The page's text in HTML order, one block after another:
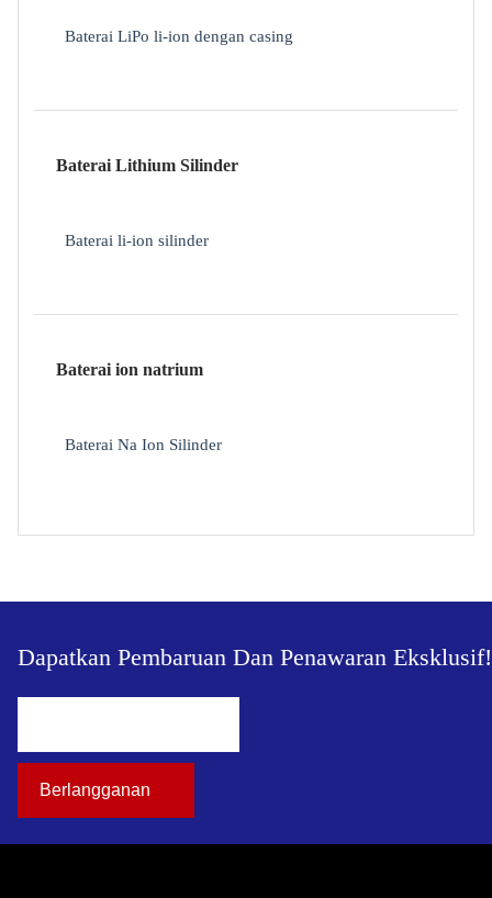
Baterai LiPo li-ion dengan casing
Baterai Lithium Silinder
Baterai li-ion silinder
Baterai ion natrium
Baterai Na Ion Silinder
Dapatkan Pembaruan Dan Penawaran Eksklusif!